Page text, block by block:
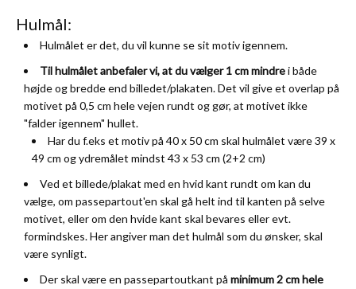
Hulmål:
Hulmålet er det, du vil kunne se sit motiv igennem.
Til hulmålet anbefaler vi, at du vælger 1 cm mindrei både
højde og bredde end billedet/plakaten. Det vil give et overlap på
motivet på 0,5 cm hele vejen rundt og gør, at motivet ikke
"falder igennem" hullet.
Har du f.eks et motiv på 40 x 50 cm skal hulmålet være 39 x
49 cm og ydremålet mindst 43 x 53 cm (2+2 cm)
Ved et billede/plakat med en hvid kant rundt om kan du
vælge, om passepartout'en skal gå helt ind til kanten på selve
motivet, eller om den hvide kant skal bevares eller evt.
formindskes. Her angiver man det hulmål som du ønsker, skal
være synligt.
Der skal være en passepartoutkant på minimum 2 cm hele